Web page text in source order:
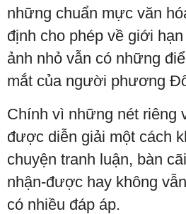
những chuẩn mực văn
định cho phép về giới hạn
ảnh nhỏ vẫn có những
mắt của người phương
Chính vì những nét riêng
được diễn giải một cách
chuyện tranh luận, bàn
nhận-được hay không
có nhiều đáp áp.